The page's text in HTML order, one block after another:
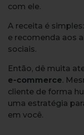
com ele.
A receita é
e recomenda aos
sociais.
Então, dê muita
e-commerce.
cliente de forma
uma estratégia
em você.